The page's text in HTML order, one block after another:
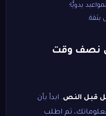
يدويًّا؛
بثقة.
نصف وقت
قبل النص. ابدأ بأن
ثم اطلب